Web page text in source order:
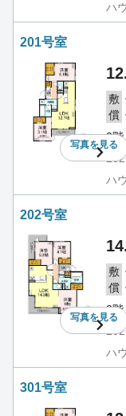
ハ
201号室
写真を見る
敷
償
2階
ハ
202号室
写真を見る
敷
償
2階
ハ
301号室